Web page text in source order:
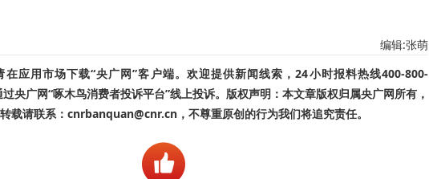
编辑:张萌
在应用市场下载“央广网”客户端。欢迎提供新闻线索，24小时报料热线400-800-
央广网“啄木鸟消费者投诉平台”线上投诉。版权声明：本文章版权归属央广网所有，
载请联系：cnrbanquan@cnr.cn，不尊重原创的行为我们将追究责任。